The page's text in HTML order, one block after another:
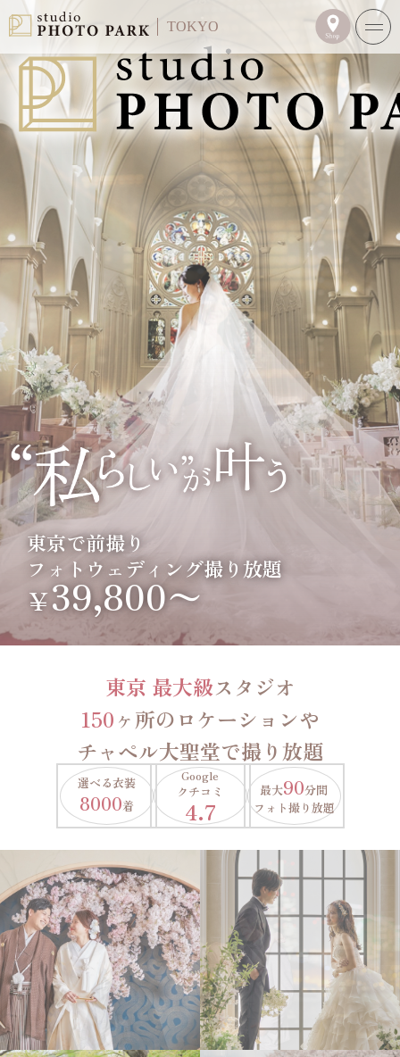
TOKYO
東京で前撮り
フォトウェディング撮り放題
￥39,800〜
東京 最大級スタジオ
150ヶ所のロケーションや
チャペル大聖堂で撮り放題
選べる衣装
8000着
Google
クチコミ
4.7
最大90分間
フォト撮り放題